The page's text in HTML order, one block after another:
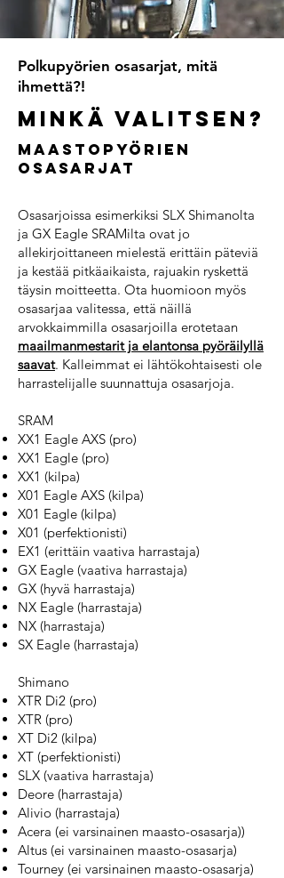
Polkupyörien osasarjat, mitä
ihmettä?!
Minkä valitsen?
maastopyörien
osasarjat
Osasarjoissa esimerkiksi SLX Shimanolta
ja GX Eagle SRAMilta ovat jo
allekirjoittaneen mielestä erittäin päteviä
ja kestää pitkäaikaista, rajuakin ryskettä
täysin moitteetta. Ota huomioon myös
osasarjaa valitessa, että näillä
arvokkaimmilla osasarjoilla erotetaan
maailmanmestarit ja elantonsa pyöräilyllä
saavat. Kalleimmat ei lähtökohtaisesti ole
harrastelijalle suunnattuja osasarjoja.
SRAM
XX1 Eagle AXS (pro)
XX1 Eagle (pro)
XX1 (kilpa)
X01 Eagle AXS (kilpa)
X01 Eagle (kilpa)
X01 (perfektionisti)
EX1 (erittäin vaativa harrastaja)
GX Eagle (vaativa harrastaja)
GX (hyvä harrastaja)
NX Eagle (harrastaja)
NX (harrastaja)
SX Eagle (harrastaja)
Shimano
XTR Di2 (pro)
XTR (pro)
XT Di2 (kilpa)
XT (perfektionisti)
SLX (vaativa harrastaja)
Deore (harrastaja)
Alivio (harrastaja)
Acera (ei varsinainen maasto-osasarja))
Altus (ei varsinainen maasto-osasarja)
Tourney (ei varsinainen maasto-osasarja)